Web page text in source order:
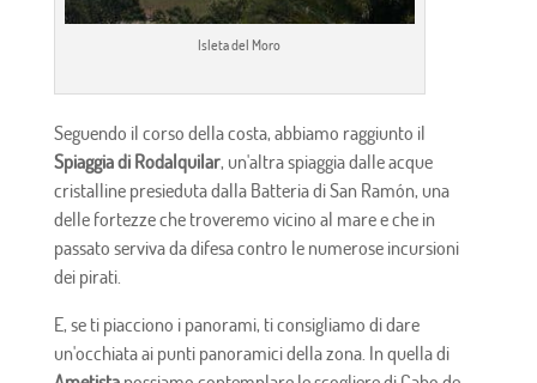
Isleta del Moro
Seguendo il corso della costa, abbiamo raggiunto il
Spiaggia di Rodalquilar, un'altra spiaggia dalle acque
cristalline presieduta dalla Batteria di San Ramón, una
delle fortezze che troveremo vicino al mare e che in
passato serviva da difesa contro le numerose incursioni
dei pirati.
E, se ti piacciono i panorami, ti consigliamo di dare
un'occhiata ai punti panoramici della zona. In quella di